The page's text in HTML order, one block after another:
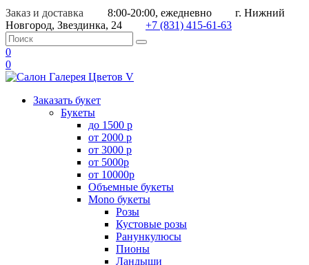
Заказ и доставка 8:00-20:00, ежедневно
г. Нижний
Новгород, Звездинка, 24
+7 (831) 415-61-63
0
0
Заказать букет
Букеты
до 1500 р
от 2000 р
от 3000 р
от 5000р
от 10000р
Объемные букеты
Mono букеты
Розы
Кустовые розы
Ранункулюсы
Пионы
Ландыши